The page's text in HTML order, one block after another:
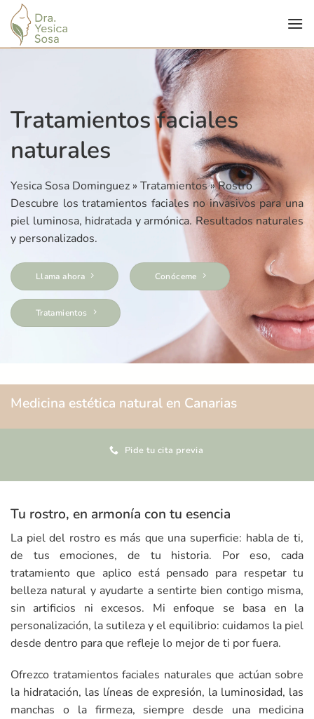
Saltar
contenido
Tratamientos faciales
naturales
Yesica Sosa Dominguez » Tratamientos»Rostro
Descubre los tratamientos faciales no invasivos para una
piel luminosa, hidratada y armónica. Resultados naturales
y personalizados.
Llama ahora Conóceme
Tratamientos
Medicina estética natural en Canarias
Pide tu cita previa
Tu rostro, en armonía con tu esencia
La piel del rostro es más que una superficie: habla de ti,
de tus emociones, de tu historia. Por eso, cada
tratamiento que aplico está pensado para respetar tu
belleza natural y ayudarte a sentirte bien contigo misma,
sin artificios ni excesos. Mi enfoque se basa en la
personalización, la sutileza y el equilibrio: cuidamos la piel
desde dentro para que refleje lo mejor de ti por fuera.
Ofrezco tratamientos faciales naturales que actúan sobre
la hidratación, las líneas de expresión, la luminosidad, las
manchas o la firmeza, siempre desde una medicina